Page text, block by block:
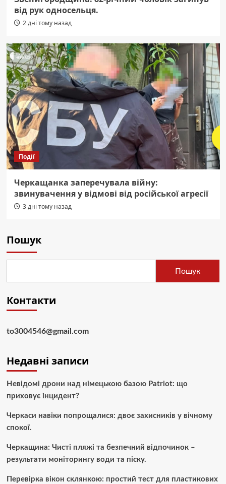
від рук односельця.
2 дні тому назад
Події
Черкащанка заперечувала війну:
звинувачення у відмові від російської агресії
3 дні тому назад
Пошук
Пошук
Контакти
to3004546@gmail.com
Недавні записи
Невідомі дрони над німецькою базою Patriot: що
приховує інцидент?
Черкаси навіки попрощалися: двоє захисників у вічному
спокої.
Черкащина: Чисті пляжі та безпечний відпочинок –
результати моніторингу води та піску.
Перевірка вікон склянкою: простий тест для пластикових